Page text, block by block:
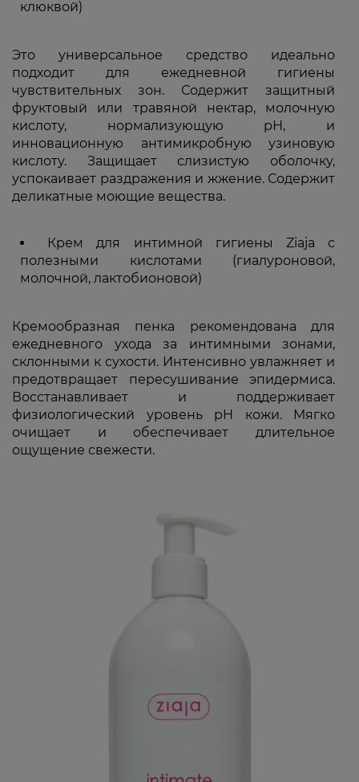
клюквой)
Это универсальное средство идеально
подходит для ежедневной гигиены
чувствительных зон. Содержит защитный
фруктовый или травяной нектар, молочную
кислоту, нормализующую рН, и
инновационную антимикробную узиновую
кислоту. Защищает слизистую оболочку,
успокаивает раздражения и жжение. Содержит
деликатные моющие вещества.
Крем для интимной гигиены Ziaja с
полезными кислотами (гиалуроновой,
молочной, лактобионовой)
Кремообразная пенка рекомендована для
ежедневного ухода за интимными зонами,
склонными к сухости. Интенсивно увлажняет и
предотвращает пересушивание эпидермиса.
Восстанавливает и поддерживает
физиологический уровень pH кожи. Мягко
очищает и обеспечивает длительное
ощущение свежести.